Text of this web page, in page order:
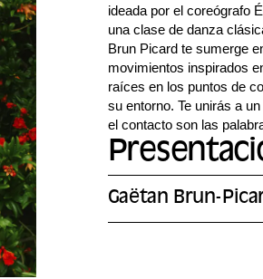
ideada por el coreógrafo
una clase de danza
Brun Picard te sumerge
movimientos inspirados
raíces en los puntos de
su entorno. Te unirás a
el contacto son las
Gaëtan Brun-